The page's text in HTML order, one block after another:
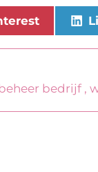
bedrijf ,